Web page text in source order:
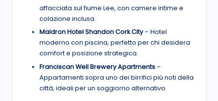
affacciata sul fiume Lee, con camere intime e
colazione inclusa.
Maldron Hotel Shandon Cork City– Hotel
moderno con piscina, perfetto per chi desidera
comfort e posizione strategica.
Franciscan Well Brewery Apartments –
Appartamenti sopra uno dei birrifici più noti della
città, ideali per un soggiorno alternativo.